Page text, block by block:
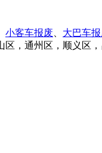
小客车报废、 大巴车
，通州区，顺义区